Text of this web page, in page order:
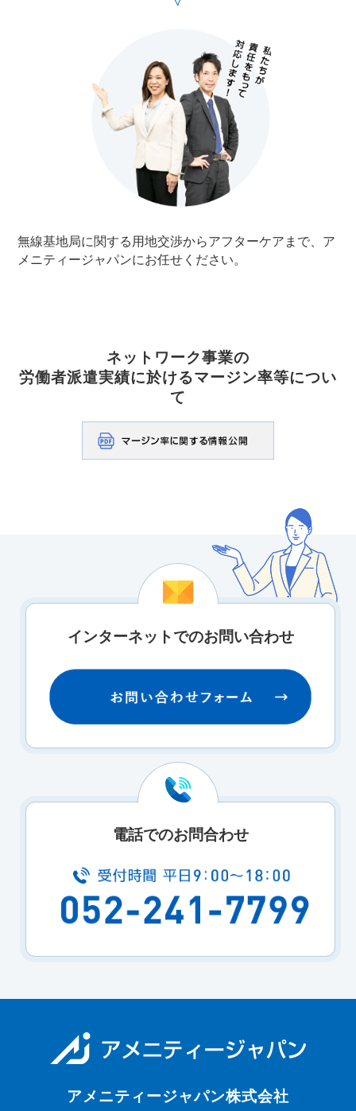
無線基地局に関する用地交渉からアフターケアまで、ア
メニティージャパンにお任せください。
ネットワーク事業の
労働者派遣実績に於けるマージン率等につい
て
インターネットでのお問い合わせ
電話でのお問合わせ
アメニティージャパン株式会社